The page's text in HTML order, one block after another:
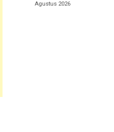
Agustus 2026